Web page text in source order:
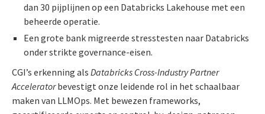
dan 30 pijplijnen op een Databricks Lakehouse met een
beheerde operatie.
Een grote bank migreerde stresstesten naar Databricks
onder strikte governance-eisen.
CGI’s erkenning als Databricks Cross-Industry Partner
Acceleratorbevestigt onze leidende rol in het schaalbaar
maken van LLMOps. Met bewezen frameworks,